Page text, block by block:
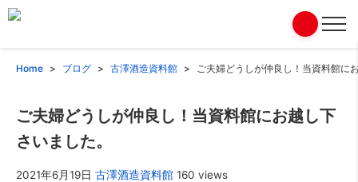
Home ブログ 古澤酒造資料館 ご夫婦どうしが仲良し！当資料館に
ご夫婦どうしが仲良し！当資料館にお越し下
さいました。
2021年6月19日 古澤酒造資料館 160 views